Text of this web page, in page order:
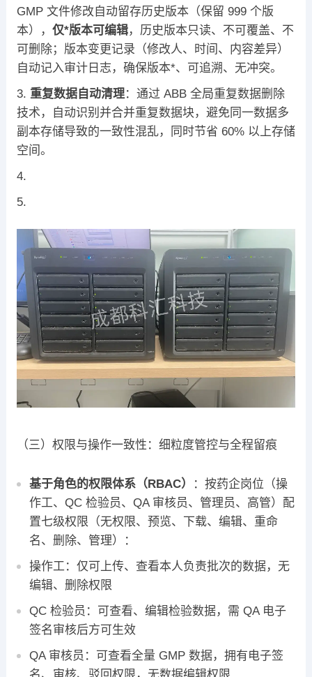
GMP 文件修改自动留存历史版本（保留 999 个版
本）， 仅*版本可编辑，历史版本只读、不可覆盖、不
可删除；版本变更记录（修改人、时间、内容差异）
自动记入审计日志，确保版本*、可追溯、无冲突。
重复数据自动清理：通过 ABB 全局重复数据删除
技术，自动识别并合并重复数据块，避免同一数据多
副本存储导致的一致性混乱，同时节省 60% 以上存储
空间。
（三）权限与操作一致性：细粒度管控与全程留痕
基于角色的权限体系（RBAC）
：按药企岗位（操
作工、QC 检验员、QA 审核员、管理员、高管）配
置七级权限（无权限、预览、下载、编辑、重命
名、删除、管理）：
操作工：仅可上传、查看本人负责批次的数据，无
编辑、删除权限
QC 检验员：可查看、编辑检验数据，需 QA 电子
签名审核后方可生效
QA 审核员：可查看全量 GMP 数据，拥有电子签